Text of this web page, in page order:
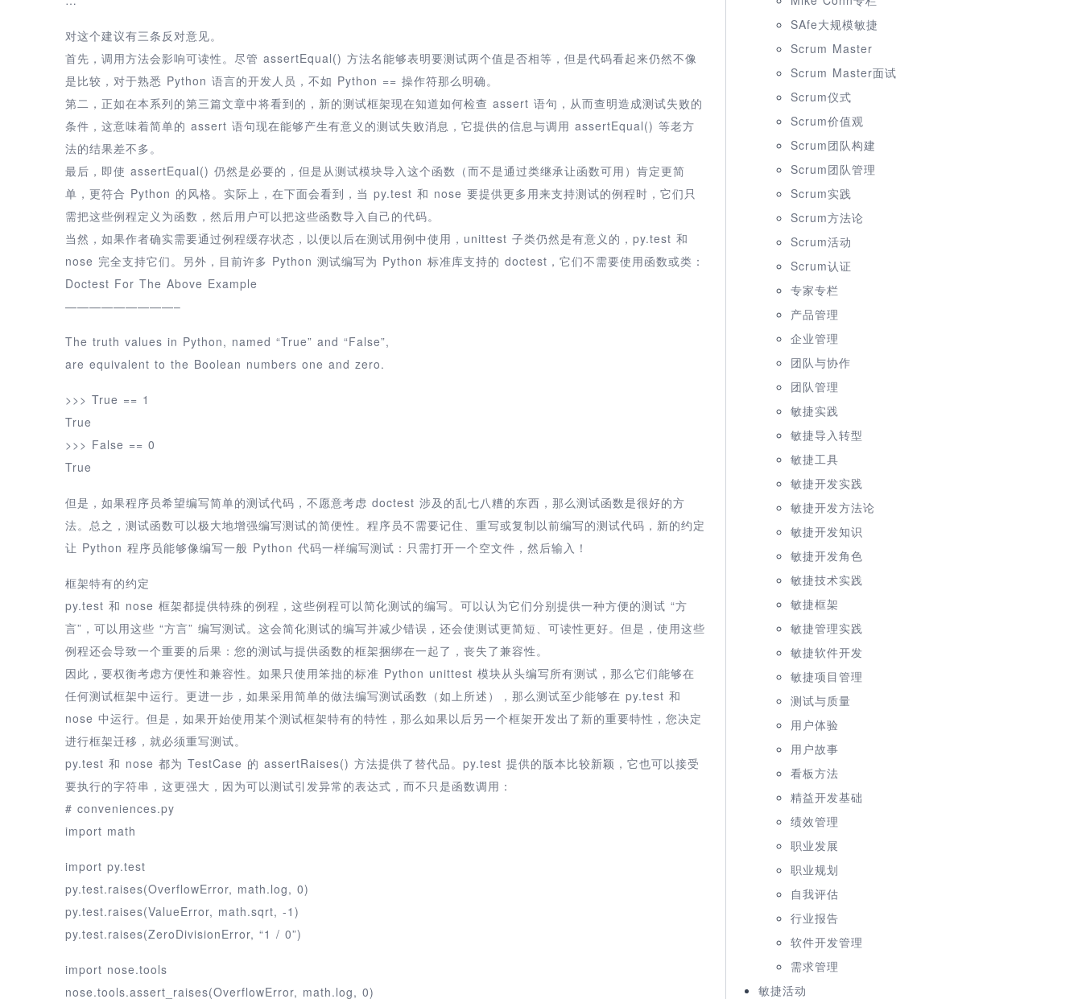
对这个建议有三条反对意见。
首先，调用方法会影响可读性。尽管 assertEqual() 方法名能够表明要测试两个值是否相等，但是代码看起来仍然不像
是比较，对于熟悉 Python 语言的开发人员，不如 Python == 操作符那么明确。
第二，正如在本系列的第三篇文章中将看到的，新的测试框架现在知道如何检查 assert 语句，从而查明造成测试失败的
条件，这意味着简单的 assert 语句现在能够产生有意义的测试失败消息，它提供的信息与调用 assertEqual() 等老方
法的结果差不多。
最后，即使 assertEqual() 仍然是必要的，但是从测试模块导入这个函数（而不是通过类继承让函数可用）肯定更简
单，更符合 Python 的风格。实际上，在下面会看到，当 py.test 和 nose 要提供更多用来支持测试的例程时，它们只
需把这些例程定义为函数，然后用户可以把这些函数导入自己的代码。
当然，如果作者确实需要通过例程缓存状态，以便以后在测试用例中使用，unittest 子类仍然是有意义的，py.test 和
nose 完全支持它们。另外，目前许多 Python 测试编写为 Python 标准库支持的 doctest，它们不需要使用函数或类：
Doctest For The Above Example
—————————–
The truth values in Python, named “True” and “False”,
are equivalent to the Boolean numbers one and zero.
>>> True == 1
True
>>> False == 0
True
但是，如果程序员希望编写简单的测试代码，不愿意考虑 doctest 涉及的乱七八糟的东西，那么测试函数是很好的方
法。总之，测试函数可以极大地增强编写测试的简便性。程序员不需要记住、重写或复制以前编写的测试代码，新的约定
让 Python 程序员能够像编写一般 Python 代码一样编写测试：只需打开一个空文件，然后输入！
框架特有的约定
py.test 和 nose 框架都提供特殊的例程，这些例程可以简化测试的编写。可以认为它们分别提供一种方便的测试 “方
言”，可以用这些 “方言” 编写测试。这会简化测试的编写并减少错误，还会使测试更简短、可读性更好。但是，使用这些
例程还会导致一个重要的后果：您的测试与提供函数的框架捆绑在一起了，丧失了兼容性。
因此，要权衡考虑方便性和兼容性。如果只使用笨拙的标准 Python unittest 模块从头编写所有测试，那么它们能够在
任何测试框架中运行。更进一步，如果采用简单的做法编写测试函数（如上所述），那么测试至少能够在 py.test 和
nose 中运行。但是，如果开始使用某个测试框架特有的特性，那么如果以后另一个框架开发出了新的重要特性，您决定
进行框架迁移，就必须重写测试。
py.test 和 nose 都为 TestCase 的 assertRaises() 方法提供了替代品。py.test 提供的版本比较新颖，它也可以接受
要执行的字符串，这更强大，因为可以测试引发异常的表达式，而不只是函数调用：
# conveniences.py
import math
import py.test
py.test.raises(OverflowError, math.log, 0)
py.test.raises(ValueError, math.sqrt, -1)
py.test.raises(ZeroDivisionError, “1 / 0”)
import nose.tools
nose.tools.assert_raises(OverflowError, math.log, 0)
SAfe大规模敏捷
Scrum Master
Scrum Master面试
Scrum仪式
Scrum价值观
Scrum团队构建
Scrum团队管理
Scrum实践
Scrum方法论
Scrum活动
Scrum认证
专家专栏
产品管理
企业管理
团队与协作
团队管理
敏捷实践
敏捷导入转型
敏捷工具
敏捷开发实践
敏捷开发方法论
敏捷开发知识
敏捷开发角色
敏捷技术实践
敏捷框架
敏捷管理实践
敏捷软件开发
敏捷项目管理
测试与质量
用户体验
用户故事
看板方法
精益开发基础
绩效管理
职业发展
职业规划
自我评估
行业报告
软件开发管理
需求管理
敏捷活动